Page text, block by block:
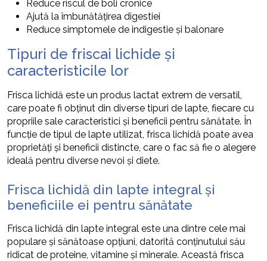
Reduce riscul de boli cronice
Ajută la îmbunătățirea digestiei
Reduce simptomele de indigestie și balonare
Tipuri de friscai lichide și
caracteristicile lor
Frisca lichidă este un produs lactat extrem de versatil,
care poate fi obținut din diverse tipuri de lapte, fiecare cu
propriile sale caracteristici și beneficii pentru sănătate. În
funcție de tipul de lapte utilizat, frisca lichidă poate avea
proprietăți și beneficii distincte, care o fac să fie o alegere
ideală pentru diverse nevoi și diete.
Frisca lichidă din lapte integral și
beneficiile ei pentru sănătate
Frisca lichidă din lapte integral este una dintre cele mai
populare și sănătoase opțiuni, datorită conținutului său
ridicat de proteine, vitamine și minerale. Această frisca